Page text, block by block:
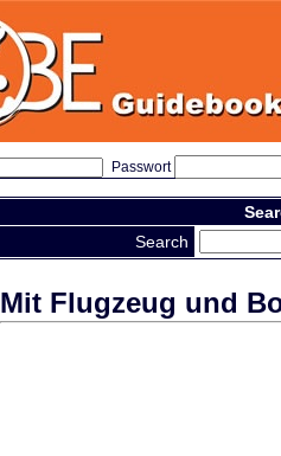
Passwort
Search
Mit Flugzeug und